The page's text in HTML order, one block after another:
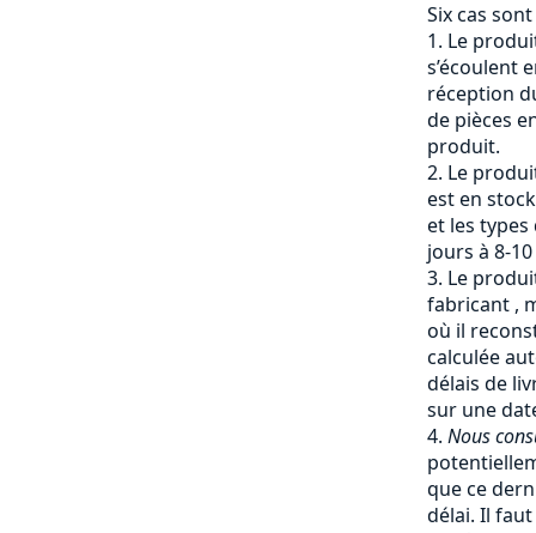
Six cas
Le
s’écoulent
réception
de pièces
produit.
Le
est en
et les types
jours à 8-
Le
fabricant ,
où il
calculée
délais de
sur une
Nous
que ce
délai. Il